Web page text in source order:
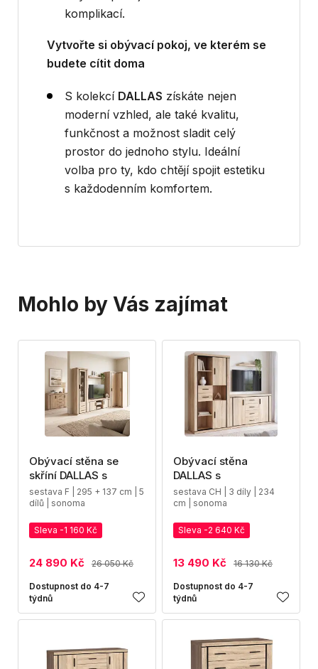
komplikací.
Vytvořte si obývací pokoj, ve kterém se
budete cítit doma
S kolekcí DALLAS získáte nejen
moderní vzhled, ale také kvalitu,
funkčnost a možnost sladit celý
prostor do jednoho stylu. Ideální
volba pro ty, kdo chtějí spojit estetiku
s každodenním komfortem.
Mohlo by Vás zajímat
Obývací stěna se
skříní DALLAS s
sestava F | 295 + 137 cm | 5
dílů | sonoma
Sleva -1 160 Kč
24 890 Kč 26 050 Kč
Dostupnost do 4-7
týdnů
Obývací stěna
DALLAS s
sestava CH | 3 díly | 234
cm | sonoma
Sleva -2 640 Kč
13 490 Kč 16 130 Kč
Dostupnost do 4-7
týdnů